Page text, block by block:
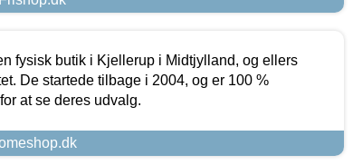
fysisk butik i Kjellerup i Midtjylland, og ellers
De startede tilbage i 2004, og er 100 %
at se deres udvalg.